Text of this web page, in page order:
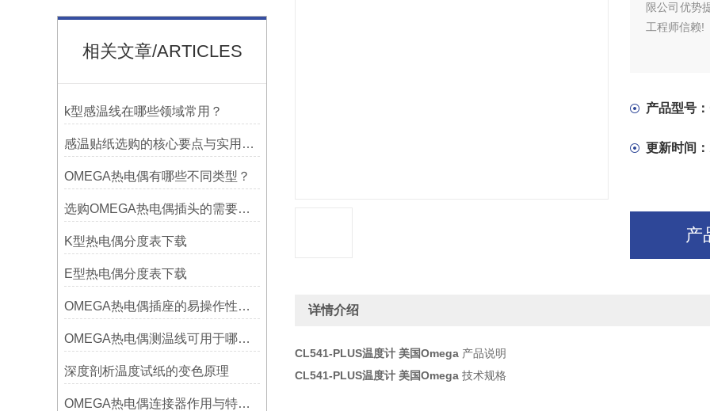
相关文章/ARTICLES
k型感温线在哪些领域常用？
感温贴纸选购的核心要点与实用建议
OMEGA热电偶有哪些不同类型？
选购OMEGA热电偶插头的需要考虑哪些问题？
K型热电偶分度表下载
E型热电偶分度表下载
OMEGA热电偶插座的易操作性探讨
OMEGA热电偶测温线可用于哪些领域
深度剖析温度试纸的变色原理
OMEGA热电偶连接器作用与特点是什么？
限公司优势
工程师信赖!
产品型号：
更新时间：
产
详情介绍
CL541-PLUS温度计 美国Omega 产品说明
CL541-PLUS温度计 美国Omega 技术规格